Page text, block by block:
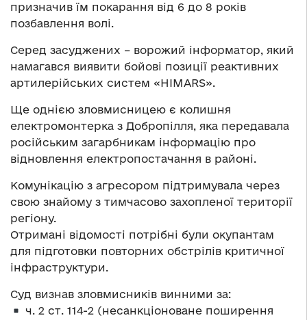
призначив їм покарання від 6 до 8 років
позбавлення волі.
Серед засуджених – ворожий інформатор, який
намагався виявити бойові позиції реактивних
артилерійських систем «HIMARS».
Ще однією зловмисницею є колишня
електромонтерка з Добропілля, яка передавала
російським загарбникам інформацію про
відновлення електропостачання в районі.
Комунікацію з агресором підтримувала через
свою знайому з тимчасово захопленої території
регіону.
Отримані відомості потрібні були окупантам
для підготовки повторних обстрілів критичної
інфраструктури.
Суд визнав зловмисників винними за:
ч. 2 ст. 114-2 (несанкціоноване поширення